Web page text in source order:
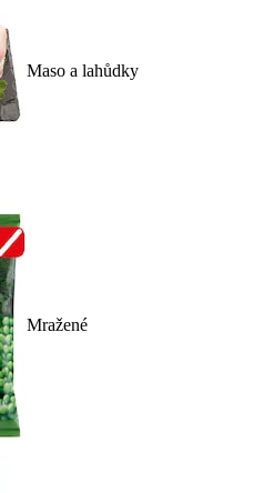
Maso a lahůdky
Mražené